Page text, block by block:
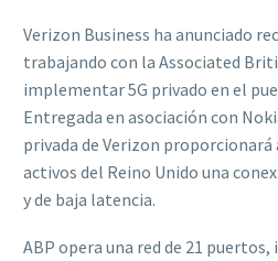
Verizon Business ha anunciado
trabajando con la Associated
implementar 5G privado en el
Entregada en asociación con
privada de Verizon
activos del Reino Unido una
y de baja latencia.
ABP opera una red de 21 puertos,